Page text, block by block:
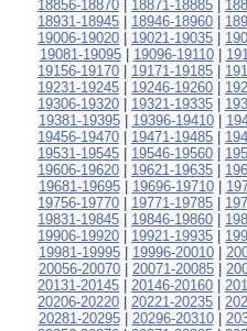
18856-18870
18871-18885
18931-18945
18946-18960
19006-19020
19021-19035
19081-19095| 19096-19110|
19156-19170
19171-19185
19231-19245
19246-19260
19306-19320
19321-19335
19381-19395| 19396-19410|
19456-19470
19471-19485
19531-19545
19546-19560
19606-19620
19621-19635
19681-19695| 19696-19710|
19756-19770
19771-19785
19831-19845
19846-19860
19906-19920
19921-19935
19981-19995| 19996-20010|
20056-20070
20071-20085
20131-20145
20146-20160
20206-20220
20221-20235
20281-20295| 20296-20310|